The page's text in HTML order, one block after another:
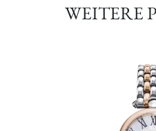
WEITERE